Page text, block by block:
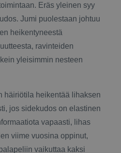
Eräs yleinen syy
Jumi puolestaan johtuu
heikentyneestä
ravinteiden
yleisimmin nesteen
häiriötila heikentää lihaksen
jos sidekudos on elastinen
vapaasti, lihas
viime vuosina oppinut,
vaikuttaa kaksi